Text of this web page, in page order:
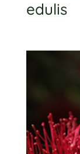
edulis